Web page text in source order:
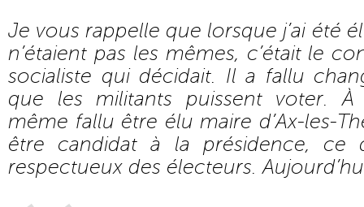
Je vous rappelle que lorsque j’ai été
n’étaient pas les mêmes, c’était le
socialiste qui décidait. Il a fallu
que les militants puissent voter. À
même fallu être élu maire d’Ax-les-
être candidat à la présidence, ce
respectueux des électeurs.